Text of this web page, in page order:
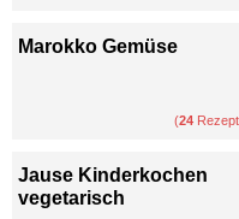
Marokko Gemüse
(24
Jause Kinderkochen
vegetarisch